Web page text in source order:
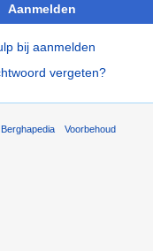
Aanmelden
bij aanmelden
vergeten?
Voorbehoud